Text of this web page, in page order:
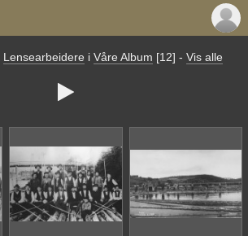
Lensearbeidere i Våre Album [12] - Vis alle
